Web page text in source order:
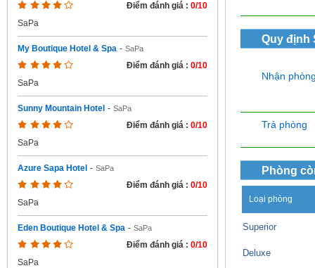
Điểm đánh giá : 0/10
SaPa
My Boutique Hotel & Spa - SaPa
Điểm đánh giá : 0/10
SaPa
Sunny Mountain Hotel - SaPa
Điểm đánh giá : 0/10
SaPa
Azure Sapa Hotel - SaPa
Điểm đánh giá : 0/10
SaPa
Eden Boutique Hotel & Spa - SaPa
Điểm đánh giá : 0/10
SaPa
Quy định
Nhận
Trả phòng
Phòng
Loại phòng
Superior
Deluxe